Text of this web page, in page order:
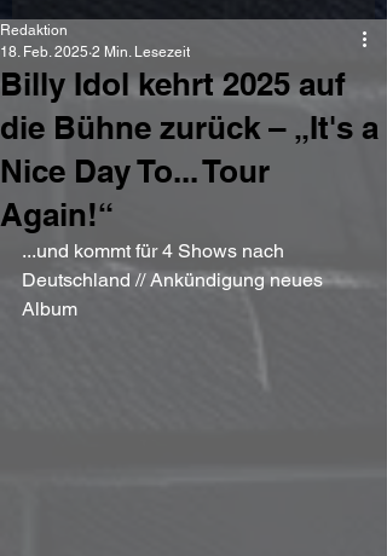
Billy Idol kehrt 2025 auf
die Bühne zurück – „It's a
Nice Day To... Tour
Again!“
Redaktion
18. Feb. 2025 2 Min. Lesezeit
...und kommt für 4 Shows nach
Deutschland // Ankündigung neues
Album